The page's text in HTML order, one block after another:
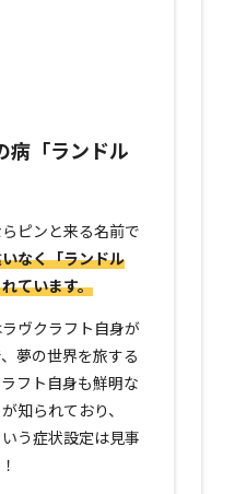
病「ランドル
ピンと来る名前で
なく「ランドル
ています。
ヴクラフト自身が
夢の世界を旅する
フト自身も鮮明な
知られており、
う症状設定は見事